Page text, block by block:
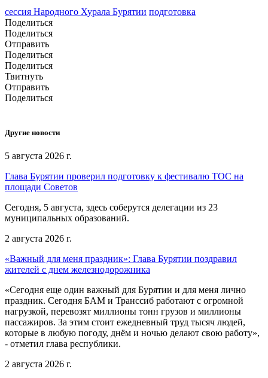
сессия Народного Хурала Бурятии подготовка
Поделиться
Поделиться
Отправить
Поделиться
Поделиться
Твитнуть
Отправить
Поделиться
Другие новости
5 августа 2026 г.
Глава Бурятии проверил подготовку к фестивалю ТОС на
площади Советов
Сегодня, 5 августа, здесь соберутся делегации из 23
муниципальных образований.
2 августа 2026 г.
«Важный для меня праздник»: Глава Бурятии поздравил
жителей с днем железнодорожника
«Сегодня еще один важный для Бурятии и для меня лично
праздник. Сегодня БАМ и Транссиб работают с огромной
нагрузкой, перевозят миллионы тонн грузов и миллионы
пассажиров. За этим стоит ежедневный труд тысяч людей,
которые в любую погоду, днём и ночью делают свою работу»,
- отметил глава республики.
2 августа 2026 г.